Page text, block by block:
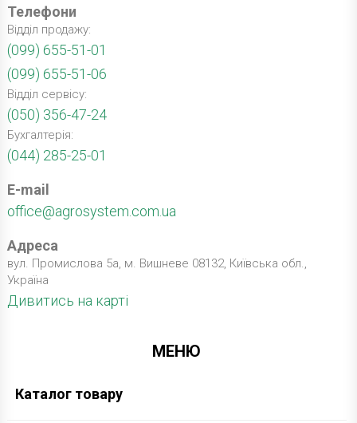
Телефони
Відділ продажу:
(099) 655-51-01
(099) 655-51-06
Відділ сервісу:
(050) 356-47-24
Бухгалтерія:
(044) 285-25-01
E-mail
office@agrosystem.com.ua
Адреса
вул. Промислова 5а, м. Вишневе 08132, Київська обл.,
Україна
Дивитись на карті
МЕНЮ
Каталог товару